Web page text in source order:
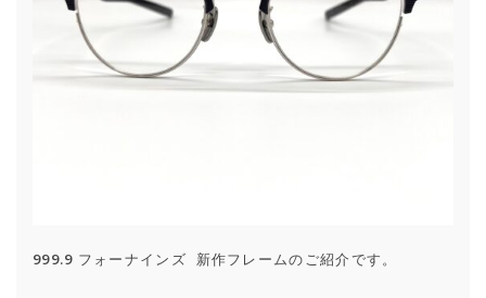
999.9 フォーナインズ 新作フレームのご紹介です。